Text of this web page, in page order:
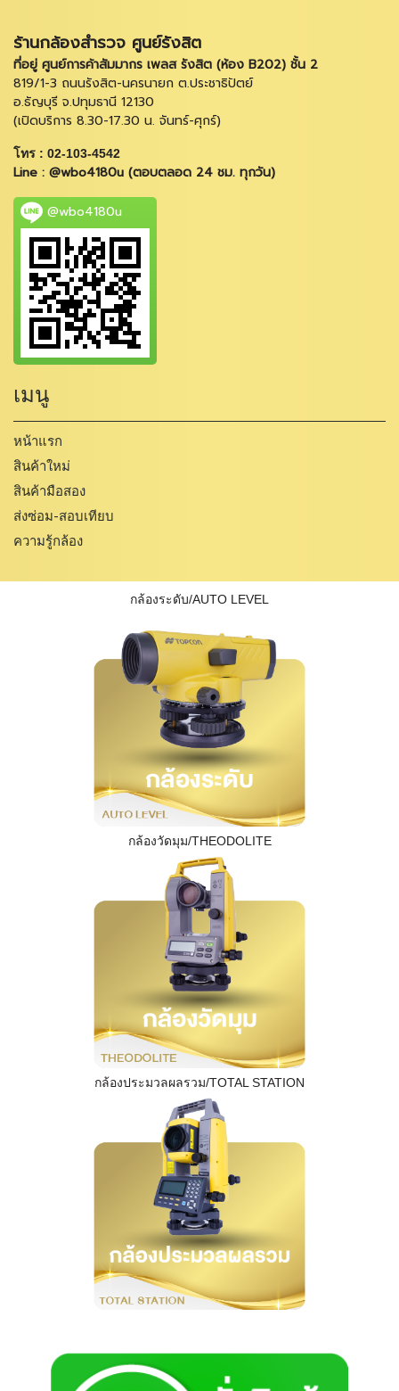
ร้านกล้องสำรวจ ศูนย์รังสิต
ที่อยู่ ศูนย์การค้าสัมมากร เพลส รังสิต (ห้อง B202) ชั้น 2
819/1-3 ถนนรังสิต-นครนายก ต.ประชาธิปัตย์
อ.ธัญบุรี จ.ปทุมธานี 12130
(เปิดบริการ 8.30-17.30 น. จันทร์-ศุกร์)
โทร : 02-103-4542
Line : @wbo4180u (ตอบตลอด 24 ชม. ทุกวัน)
@wbo4180u
เมนู
หน้าแรก
สินค้าใหม่
สินค้ามือสอง
ส่งซ่อม-สอบเทียบ
ความรู้กล้อง
กล้องระดับ/AUTO LEVEL
กล้องวัดมุม/THEODOLITE
กล้องประมวลผลรวม/TOTAL STATION